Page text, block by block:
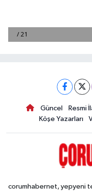
Güncel Resmi
Köşe Yazarları
corumhabernet, yepyeni